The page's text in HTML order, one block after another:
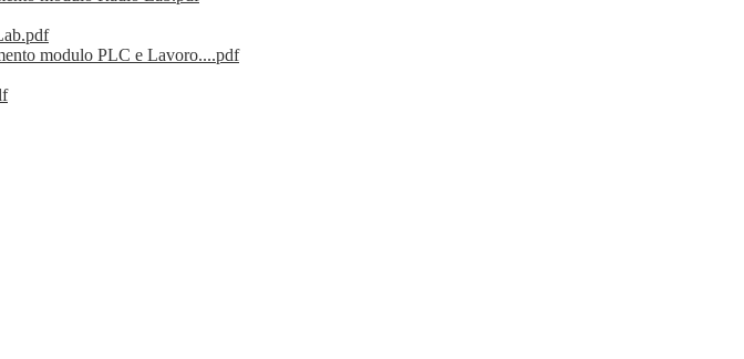
modulo PLC e Lavoro....pdf